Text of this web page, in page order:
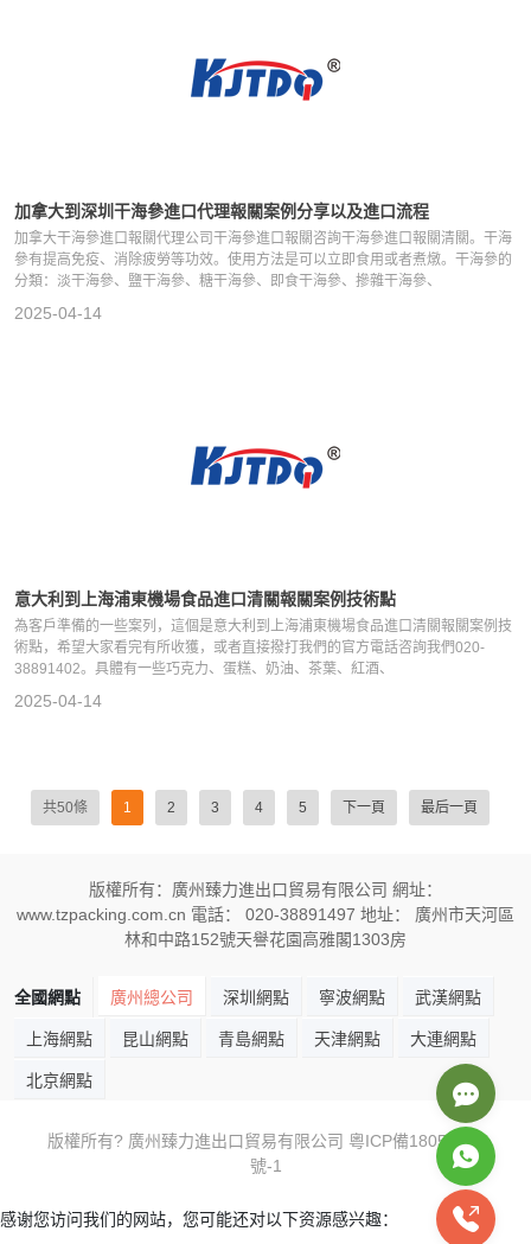
加拿大到深圳干海參進口代理報關案例分享以及進口流程
加拿大干海參進口報關代理公司干海參進口報關咨詢干海參進口報關清關。干海
參有提高免疫、消除疲勞等功效。使用方法是可以立即食用或者煮燉。干海參的
分類：淡干海參、鹽干海參、糖干海參、即食干海參、摻雜干海參、
2025-04-14
意大利到上海浦東機場食品進口清關報關案例技術點
為客戶準備的一些案列，這個是意大利到上海浦東機場食品進口清關報關案例技
術點，希望大家看完有所收獲，或者直接撥打我們的官方電話咨詢我們020-
38891402。具體有一些巧克力、蛋糕、奶油、茶葉、紅酒、
2025-04-14
共50條 1 2 3 4 5 下一頁 最后一頁
版權所有：廣州臻力進出口貿易有限公司 網址：
www.tzpacking.com.cn 電話： 020-38891497 地址： 廣州市天河區
林和中路152號天譽花園高雅閣1303房
全國網點 廣州總公司 深圳網點 寧波網點 武漢網點
上海網點 昆山網點 青島網點 天津網點 大連網點
北京網點
版權所有? 廣州臻力進出口貿易有限公司 粵ICP備18059605
號-1
感谢您访问我们的网站，您可能还对以下资源感兴趣：